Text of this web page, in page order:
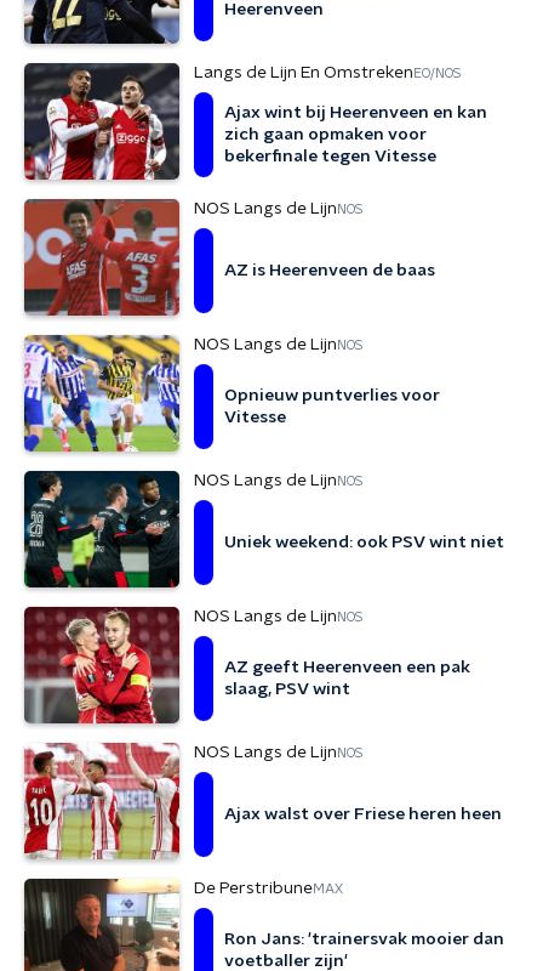
Heerenveen
Langs de Lijn En Omstreken EO/NOS
Ajax wint bij Heerenveen en kan
zich gaan opmaken voor
bekerfinale tegen Vitesse
NOS Langs de Lijn NOS
AZ is Heerenveen de baas
NOS Langs de Lijn NOS
Opnieuw puntverlies voor
Vitesse
NOS Langs de Lijn NOS
Uniek weekend: ook PSV wint niet
NOS Langs de Lijn NOS
AZ geeft Heerenveen een pak
slaag, PSV wint
NOS Langs de Lijn NOS
Ajax walst over Friese heren heen
De PerstribuneMAX
Ron Jans: 'trainersvak mooier dan
voetballer zijn'